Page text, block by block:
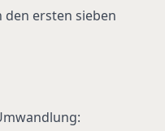
den ersten sieben